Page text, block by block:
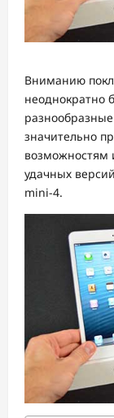
Вниманию
неоднократно
значительно
возможностям
удачных
mini-4.